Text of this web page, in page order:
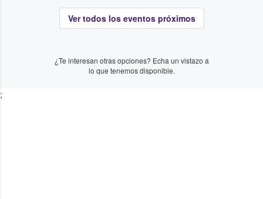
Ver todos los eventos próximos
¿Te interesan otras opciones? Echa un vistazo a
lo que tenemos disponible.
;